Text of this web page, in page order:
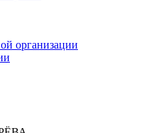
организации